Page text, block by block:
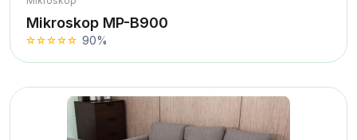
Mikroskop MP-B900
90%